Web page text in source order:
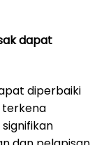
dapat
diperbaiki
terkena